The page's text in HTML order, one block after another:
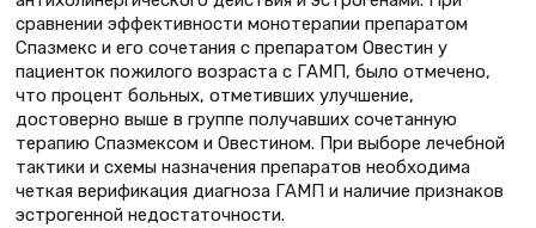
сравнении эффективности монотерапии препаратом
Спазмекс и его сочетания с препаратом Овестин у
пациенток пожилого возраста с ГАМП, было отмечено,
что процент больных, отметивших улучшение,
достоверно выше в группе получавших сочетанную
терапию Спазмексом и Овестином. При выборе лечебной
тактики и схемы назначения препаратов необходима
четкая верификация диагноза ГАМП и наличие признаков
эстрогенной недостаточности.